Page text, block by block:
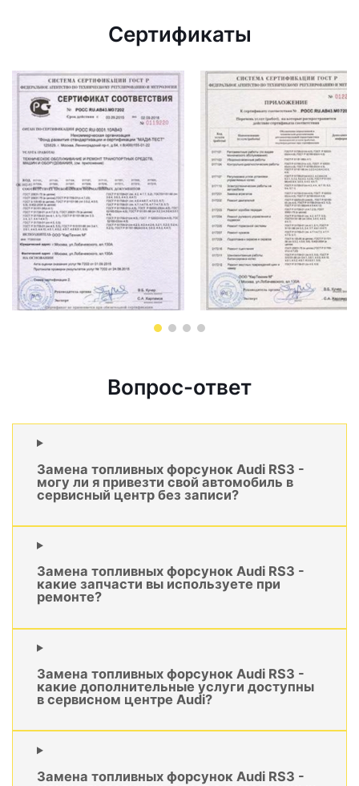
Сертификаты
Вопрос-ответ
Замена топливных форсунок Audi RS3 -
могу ли я привезти свой автомобиль в
сервисный центр без записи?
Замена топливных форсунок Audi RS3 -
какие запчасти вы используете при
ремонте?
Замена топливных форсунок Audi RS3 -
какие дополнительные услуги доступны
в сервисном центре Audi?
Замена топливных форсунок Audi RS3 -